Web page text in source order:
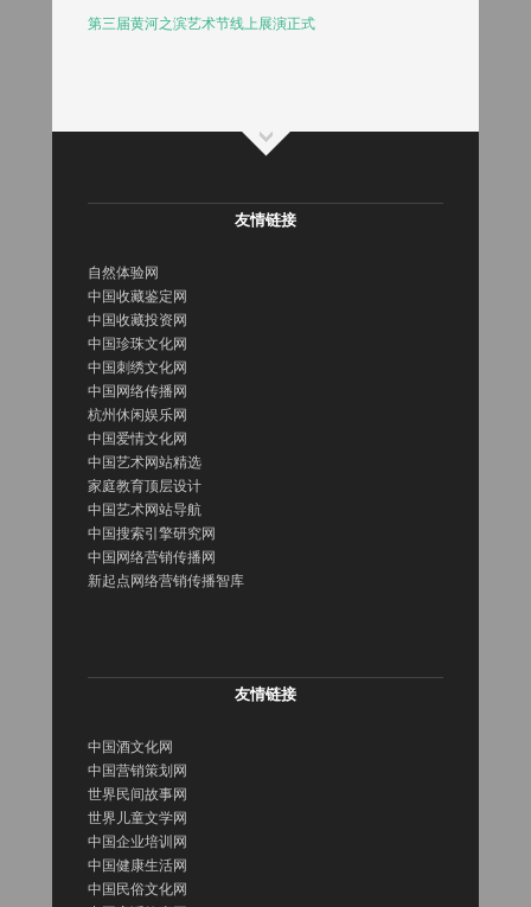
第三届黄河之滨艺术节线上展演正式
友情链接
自然体验网
中国收藏鉴定网
中国收藏投资网
中国珍珠文化网
中国刺绣文化网
中国网络传播网
杭州休闲娱乐网
中国爱情文化网
中国艺术网站精选
家庭教育顶层设计
中国艺术网站导航
中国搜索引擎研究网
中国网络营销传播网
新起点网络营销传播智库
友情链接
中国酒文化网
中国营销策划网
世界民间故事网
世界儿童文学网
中国企业培训网
中国健康生活网
中国民俗文化网